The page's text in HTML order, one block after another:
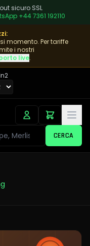
sicuro SSL
+44 7361 192110
:
momento. Per tariffe
i nostri
live.
CERCA